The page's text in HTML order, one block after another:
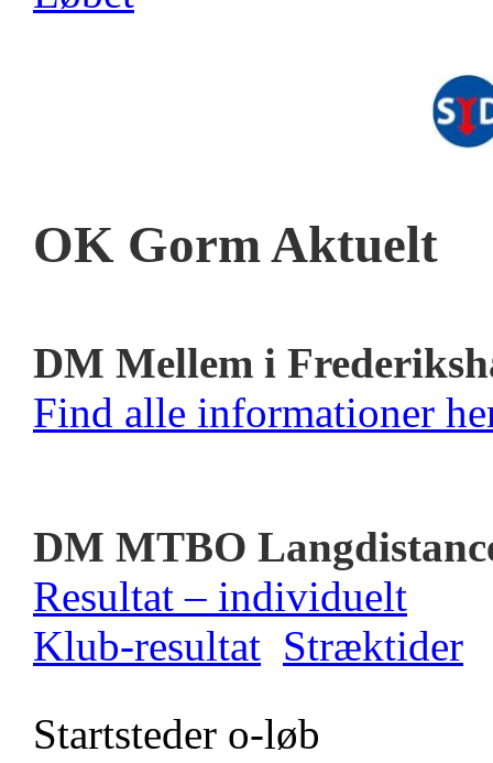
OK Gorm Aktuelt
DM Mellem i
Find alle informationer
DM MTBO
Resultat – individuelt
Klub-resultat Stræktider
Startsteder o-løb